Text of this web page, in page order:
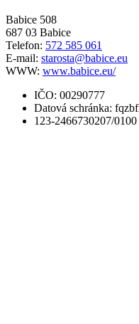
Babice 508
687 03 Babice
Telefon: 572 585 061
E-mail: starosta@babice.eu
WWW: www.babice.eu/
IČO: 00290777
Datová schránka:
123-2466730207/